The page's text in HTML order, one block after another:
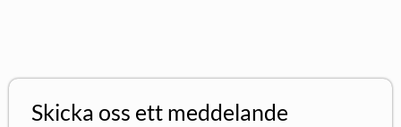
Skicka oss ett meddelande